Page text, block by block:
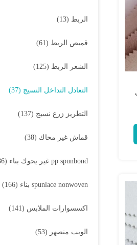
الربط (13)
قميص الربط (61)
الشعر الربط (125)
التعادل التداخل النسيج (37)
التطريز زرع نسيج (137)
قماش غير محاك (38)
pp spunbond غير يحوك بناء (186)
spunlace nonwoven بناء (166)
اكسسوارات الملابس (141)
الويب منصهر (53)